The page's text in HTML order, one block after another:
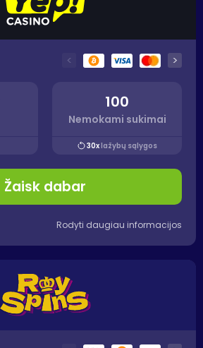
< >
100
Nemokami sukimai
30xlažybų sąlygos
Žaisk dabar
Rodyti daugiau informacijos